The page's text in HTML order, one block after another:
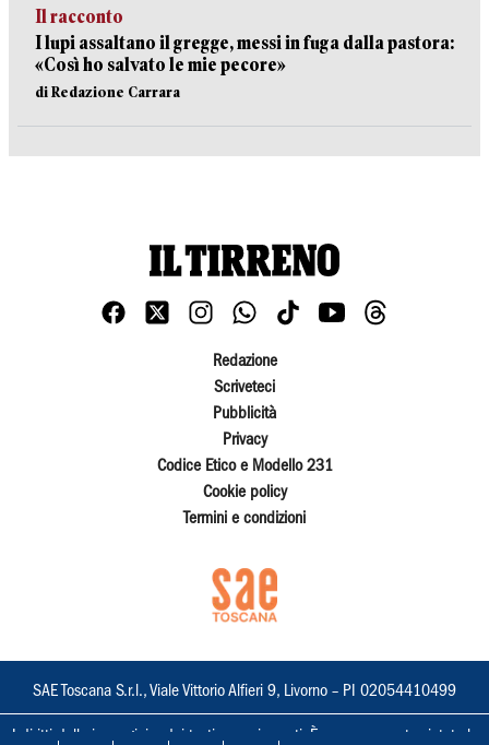
Il racconto
I lupi assaltano il gregge, messi in fuga dalla pastora:
«Così ho salvato le mie pecore»
di Redazione Carrara
Redazione
Scriveteci
Pubblicità
Privacy
Codice Etico e Modello 231
Cookie policy
Termini e condizioni
SAE Toscana S.r.l., Viale Vittorio Alfieri 9, Livorno – PI 02054410499
I diritti delle immagini e dei testi sono riservati. È espressamente vietata la